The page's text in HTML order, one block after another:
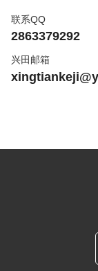
联系QQ
2863379292
兴田邮箱